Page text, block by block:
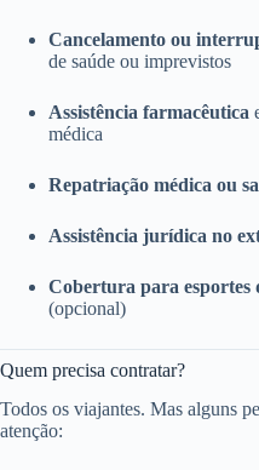
Cancelamento ou
de saúde ou imprevistos
Assistência farmacêutica
médica
Repatriação médica ou
Assistência jurídica no
Cobertura para esportes
(opcional)
Quem precisa contratar?
Todos os viajantes. Mas alguns
atenção: